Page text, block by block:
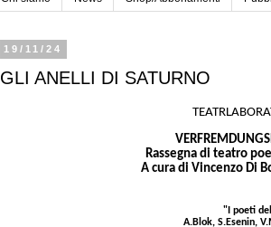
19/11/24
GLI ANELLI DI SATURNO
Rassegna di teatro
A cura di Vincenzo Di
"I poeti
A.Blok, S.Esenin,